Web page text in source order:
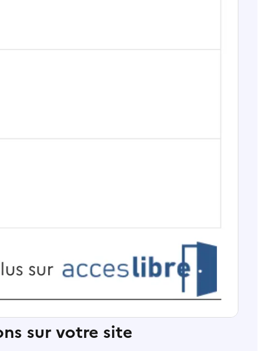
sur votre site